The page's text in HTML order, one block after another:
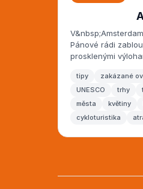
Pánové rádi
prosklenými
tipy zakázané
UNESCO
trhy
města
květiny
cykloturistika